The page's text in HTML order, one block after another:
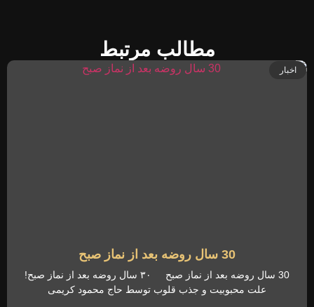
مطالب مرتبط
اخبار
30 سال روضه بعد از نماز صبح
30 سال روضه بعد از نماز صبح ۳۰ سال روضه بعد از نماز صبح!
علت محبوبیت و جذب قلوب توسط حاج محمود کریمی